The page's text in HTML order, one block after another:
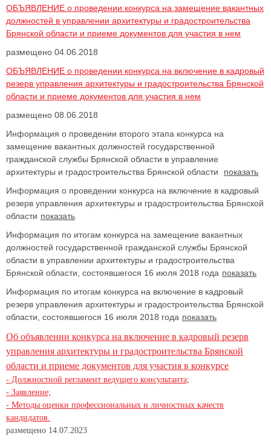
ОБЪЯВЛЕНИЕ о проведении конкурса на замещение вакантных
должностей в управлении архитектуры и градостроительства
Брянской области и приеме документов для участия в нем
размещено 04.06.2018
ОБЪЯВЛЕНИЕ о проведении конкурса на включение в кадровый
резерв управления архитектуры и градостроительства Брянской
области и приеме документов для участия в нем
размещено 08.06.2018
Информация о проведении второго этапа конкурса на
замещение вакантных должностей государственной
гражданской службы Брянской области в управление
архитектуры и градостроительства Брянской области
Информация о проведении конкурса на включение в кадровый
резерв управления архитектуры и градостроительства Брянской
области
Информация по итогам конкурса на замещение вакантных
должностей государственной гражданской службы Брянской
области в управлении архитектуры и градостроительства
Брянской области, состоявшегося 16 июля 2018 года
Информация по итогам конкурса на включение в кадровый
резерв управления архитектуры и градостроительства Брянской
области, состоявшегося 16 июля 2018 года
Об объявлении конкурса на включение в кадровый резерв
управления архитектуры и градостроительства Брянской
области и приеме документов для участия в конкурсе
- Должностной регламент ведущего консультанта;
- Заявление;
- Методы оценки профессиональных и личностных качеств
кандидатов.
размещено 14.07.2023